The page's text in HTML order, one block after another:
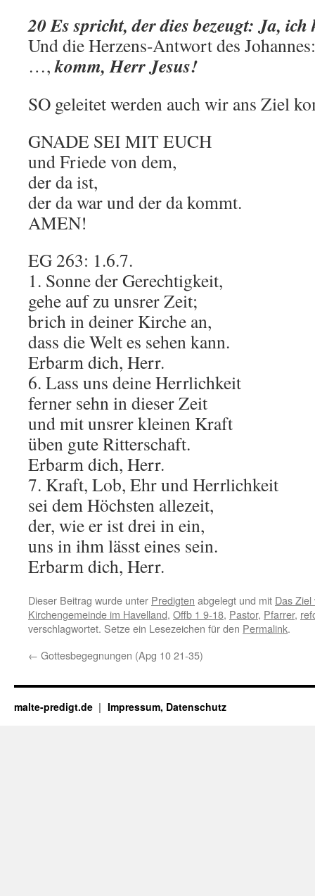
20 Es spricht, der dies bezeugt: Ja,
Und die Herzens-Antwort des
…,komm, Herr Jesus!
SO geleitet werden auch wir ans Ziel
GNADE SEI MIT EUCH
und Friede von dem,
der da ist,
der da war und der da kommt.
AMEN!
EG 263: 1.6.7.
1. Sonne der Gerechtigkeit,
gehe auf zu unsrer Zeit;
brich in deiner Kirche an,
dass die Welt es sehen kann.
Erbarm dich, Herr.
6. Lass uns deine Herrlichkeit
ferner sehn in dieser Zeit
und mit unsrer kleinen Kraft
üben gute Ritterschaft.
Erbarm dich, Herr.
7. Kraft, Lob, Ehr und Herrlichkeit
sei dem Höchsten allezeit,
der, wie er ist drei in ein,
uns in ihm lässt eines sein.
Erbarm dich, Herr.
Dieser Beitrag wurde unter Predigten abgelegt und mit Das
Kirchengemeinde im Havelland, Offb 1 9-18, Pastor, Pfarrer,
verschlagwortet. Setze ein Lesezeichen für den Permalink.
← Gottesbegegnungen (Apg 10 21-35)
malte-predigt.de Impressum, Datenschutz